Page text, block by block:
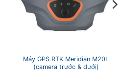
Máy GPS RTK Meridian M20L
(camera trước & dưới)